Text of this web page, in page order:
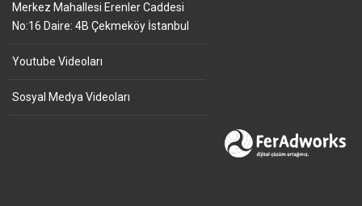
Merkez Mahallesi Erenler Caddesi
No:16 Daire: 4B Çekmeköy İstanbul
Youtube Videoları
Sosyal Medya Videoları